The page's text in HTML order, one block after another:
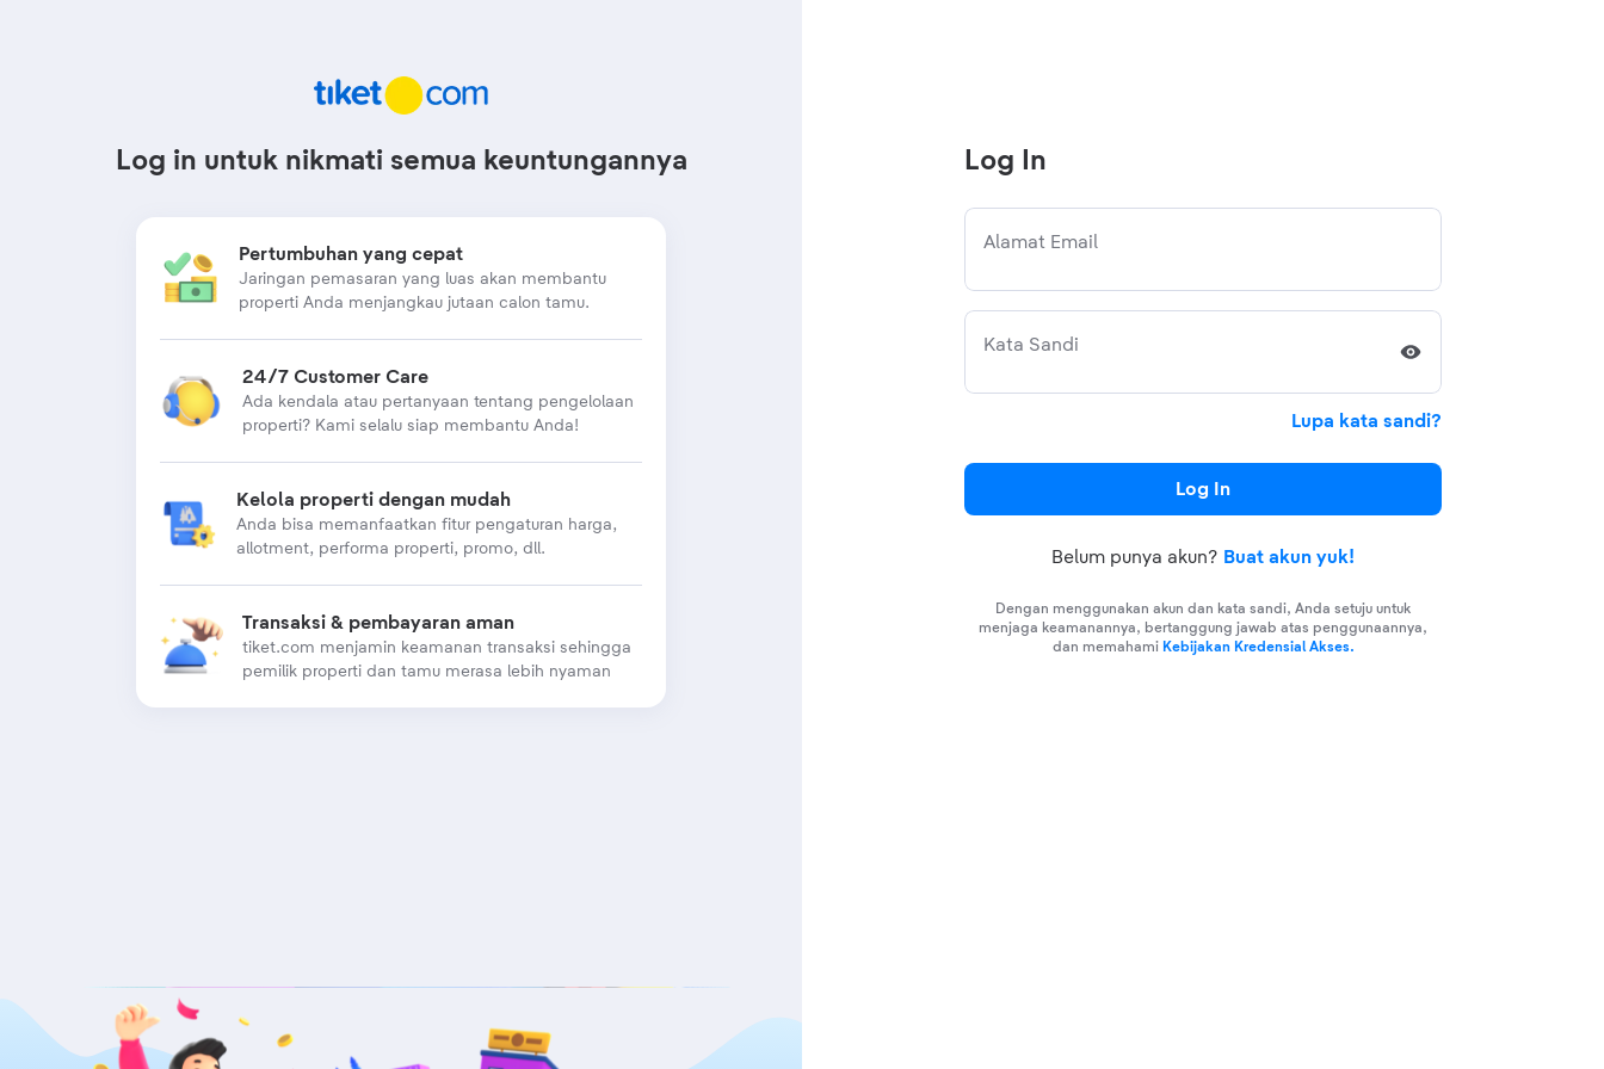
Log in untuk nikmati semua keuntungannya
Pertumbuhan yang cepat
Jaringan pemasaran yang luas akan membantu
properti Anda menjangkau jutaan calon tamu.
24/7 Customer Care
Ada kendala atau pertanyaan tentang pengelolaan
properti? Kami selalu siap membantu Anda!
Kelola properti dengan mudah
Anda bisa memanfaatkan fitur pengaturan harga,
allotment, performa properti, promo, dll.
Transaksi & pembayaran aman
tiket.com menjamin keamanan transaksi sehingga
pemilik properti dan tamu merasa lebih nyaman
Log In
Alamat Email
Kata Sandi
Lupa kata sandi?
Log In
Belum punya akun? Buat akun yuk!
Dengan menggunakan akun dan kata sandi, Anda setuju untuk
menjaga keamanannya, bertanggung jawab atas penggunaannya,
dan memahami Kebijakan Kredensial Akses.